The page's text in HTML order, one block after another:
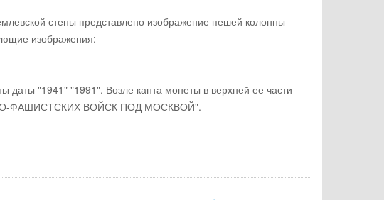
стены представлено изображение пешей колонны
изображения:
даты "1941" "1991". Возле канта монеты в верхней ее части
ФАШИСТСКИХ ВОЙСК ПОД МОСКВОЙ".